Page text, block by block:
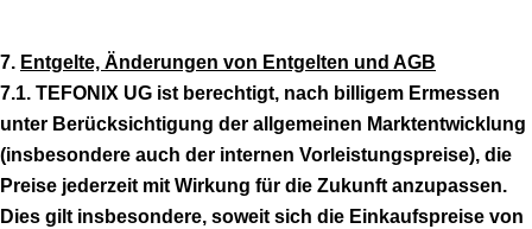
7. Entgelte, Änderungen von Entgelten und AGB
7.1. TEFONIX UG ist berechtigt, nach billigem Ermessen
unter Berücksichtigung der allgemeinen Marktentwicklung
(insbesondere auch der internen Vorleistungspreise), die
Preise jederzeit mit Wirkung für die Zukunft anzupassen.
Dies gilt insbesondere, soweit sich die Einkaufspreise von